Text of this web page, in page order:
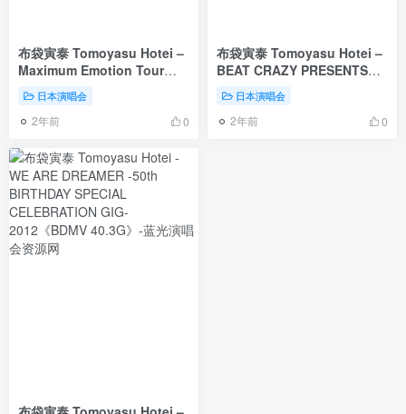
布袋寅泰 Tomoyasu Hotei –
Maximum Emotion Tour
~The Best for the Future~
2017《BDMV 38.2GB》
日本演唱会
2年前 0
布袋寅泰 Tomoyasu Hotei –
BEAT CRAZY PRESENTS
LIVE@AX 2003《BDMV
32.3G》
日本演唱会
2年前 0